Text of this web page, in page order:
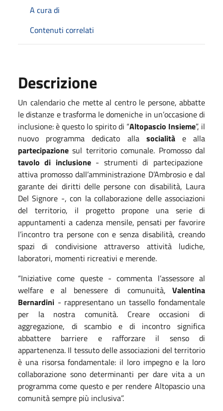
A cura di
Contenuti correlati
Descrizione
Un calendario che mette al centro le persone, abbatte
le distanze e trasforma le domeniche in un’occasione di
inclusione: è questo lo spirito di “Altopascio Insieme”, il
nuovo programma dedicato alla socialitàe alla
partecipazione sul territorio comunale. Promosso dal
tavolo di inclusione- strumenti di partecipazione
attiva promosso dall’amministrazione D’Ambrosio e dal
garante dei diritti delle persone con disabilità, Laura
Del Signore -, con la collaborazione delle associazioni
del territorio, il progetto propone una serie di
appuntamenti a cadenza mensile, pensati per favorire
l’incontro tra persone con e senza disabilità, creando
spazi di condivisione attraverso attività ludiche,
laboratori, momenti ricreativi e merende.
“Iniziative come queste - commenta l’assessore al
welfare e al benessere di comunuità, Valentina
Bernardini - rappresentano un tassello fondamentale
per la nostra comunità. Creare occasioni di
aggregazione, di scambio e di incontro significa
abbattere barriere e rafforzare il senso di
appartenenza. Il tessuto delle associazioni del territorio
è una risorsa fondamentale: il loro impegno e la loro
collaborazione sono determinanti per dare vita a un
programma come questo e per rendere Altopascio una
comunità sempre più inclusiva”.